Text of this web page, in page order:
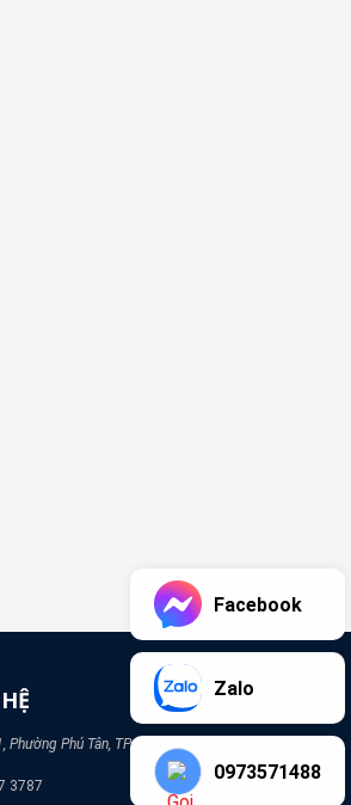
Phú Tân, TP Bình Dương
3787
Facebook
Zalo
0973571488